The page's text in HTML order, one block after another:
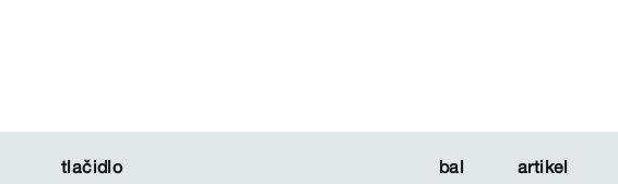
tlačidlo bal artikel
tlačidlo bal artikel